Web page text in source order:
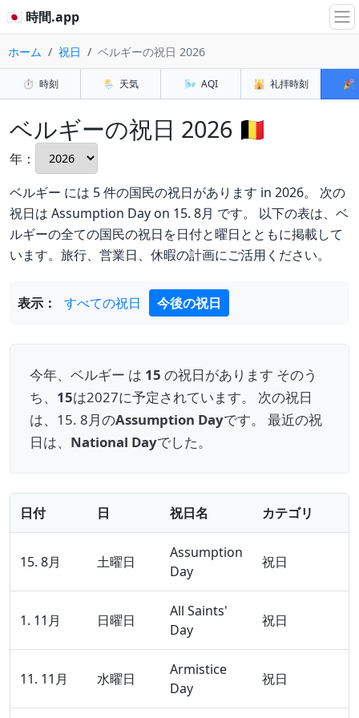
🇯🇵 時間.app
ホーム 祝日 ベルギーの祝日 2026
⏱️ 時刻 🌦️ 天気 🌬️ AQI 🕌 礼拝時刻 🎉
ベルギーの祝日 2026 🇧🇪
年：
ベルギー には 5 件の国民の祝日があります in 2026。 次の
祝日は Assumption Day on 15. 8月 です。 以下の表は、ベ
ルギーの全ての国民の祝日を日付と曜日とともに掲載して
います。旅行、営業日、休暇の計画にご活用ください。
表示： すべての祝日 今後の祝日
今年、ベルギー は 15 の祝日があります そのう
ち、 15は2027に予定されています。 次の祝日
は、15. 8月のAssumption Dayです。 最近の祝
日は、 National Dayでした。
日付 日 祝日名 カテゴリ
15. 8月 土曜日
Assumption
Day
祝日
1. 11月 日曜日
All Saints'
Day
祝日
11. 11月 水曜日
Armistice
Day
祝日